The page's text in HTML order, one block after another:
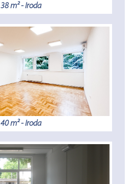
38 m² - Iroda
40 m² - Iroda